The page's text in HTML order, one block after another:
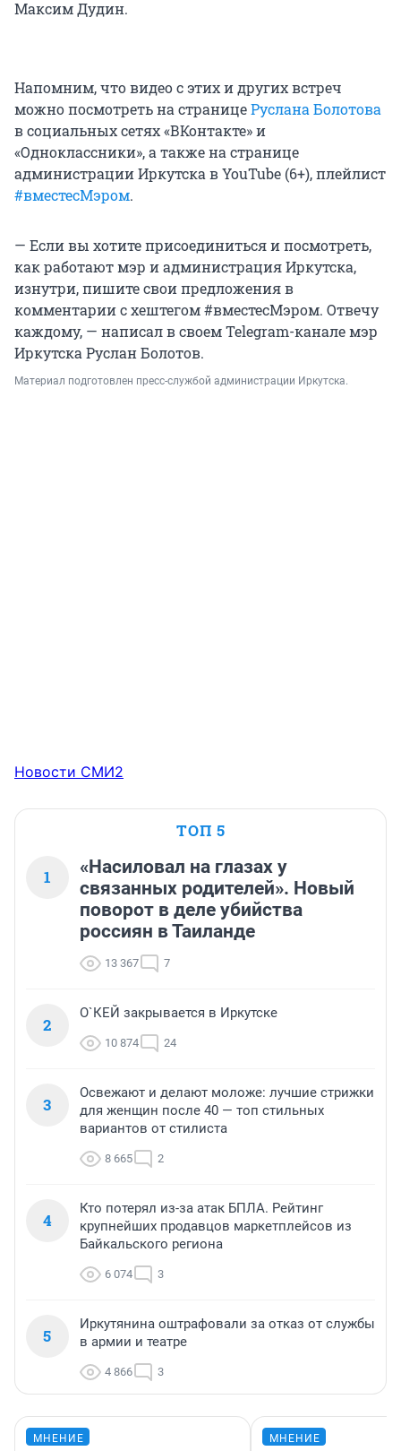
Максим Дудин.
Напомним, что видео с этих и других встреч
можно посмотреть на страницеРуслана Болотова
в социальных сетях «ВКонтакте» и
«Одноклассники», а также на странице
администрации Иркутска в YouTube (6+), плейлист
#вместесМэром.
— Если вы хотите присоединиться и посмотреть,
как работают мэр и администрация Иркутска,
изнутри, пишите свои предложения в
комментарии с хештегом #вместесМэром. Отвечу
каждому, — написал в своем Telegram-канале мэр
Иркутска Руслан Болотов.
Материал подготовлен пресс-службой администрации Иркутска.
Новости СМИ2
ТОП 5
1
«Насиловал на глазах у
связанных родителей». Новый
поворот в деле убийства
россиян в Таиланде
13 367 7
2
О`КЕЙ закрывается в Иркутске
10 874 24
3
Освежают и делают моложе: лучшие стрижки
для женщин после 40 — топ стильных
вариантов от стилиста
8 665 2
4
Кто потерял из-за атак БПЛА. Рейтинг
крупнейших продавцов маркетплейсов из
Байкальского региона
6 074 3
5
Иркутянина оштрафовали за отказ от службы
в армии и театре
4 866 3
МНЕНИЕ МНЕНИЕ